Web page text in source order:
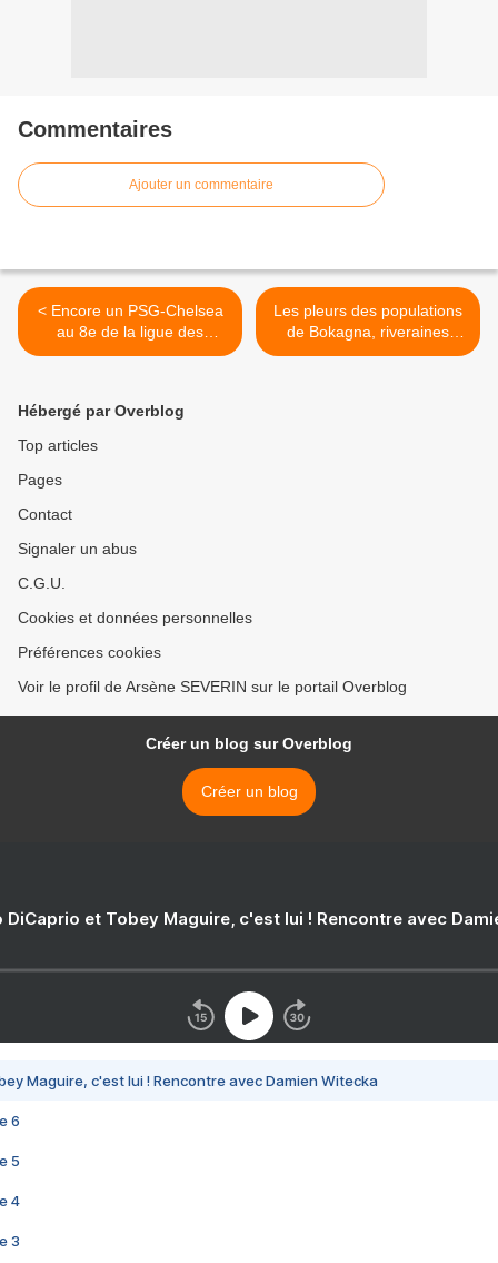
Commentaires
Ajouter un commentaire
< Encore un PSG-Chelsea
au 8e de la ligue des
champions
Les pleurs des populations
de Bokagna, riveraines
d'une exploitation forestière
Hébergé par Overblog
Top articles
Pages
Contact
Signaler un abus
C.G.U.
Cookies et données personnelles
Préférences cookies
Voir le profil de Arsène SEVERIN sur le portail Overblog
Créer un blog sur Overblog
Créer un blog
DiCaprio et Tobey Maguire, c'est lui ! Rencontre avec
Maguire, c'est lui ! Rencontre avec Damien Witecka
6
5
4
3